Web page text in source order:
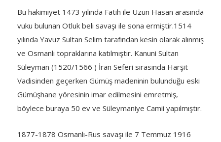
Bu hakimiyet 1473 yılında Fatih ile Uzun Hasan arasında
vuku bulunan Otluk beli savaşı ile sona ermiştir.1514
yılında Yavuz Sultan Selim tarafından kesin olarak alınmış
ve Osmanlı topraklarına katılmıştır. Kanuni Sultan
Süleyman (1520/1566 ) İran Seferi sırasında Harşit
Vadisinden geçerken Gümüş madeninin bulunduğu eski
Gümüşhane yöresinin imar edilmesini emretmiş,
böylece buraya 50 ev ve Süleymaniye Camii yapılmıştır.
1877-1878 Osmanlı-Rus savaşı ile 7 Temmuz 1916